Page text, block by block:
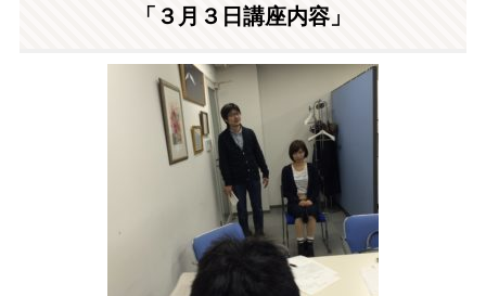
活躍中の卒業生・受講生
お問い合わせ
「３月３日講座内容」